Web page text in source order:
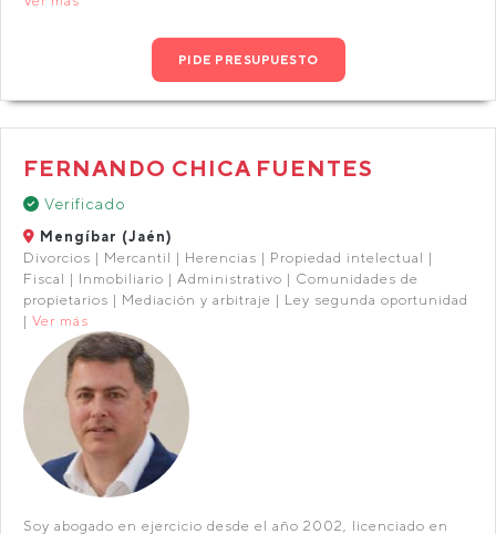
PIDE PRESUPUESTO
FERNANDO CHICA FUENTES
Verificado
Mengíbar (Jaén)
Divorcios | Mercantil | Herencias | Propiedad intelectual |
Fiscal | Inmobiliario | Administrativo | Comunidades de
propietarios | Mediación y arbitraje | Ley segunda oportunidad
| Ver más
Soy abogado en ejercicio desde el año 2002, licenciado en